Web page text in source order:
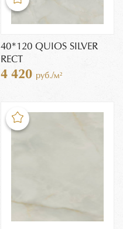
40*120 QUIOS SILVER
RECT
4 420 руб./м²